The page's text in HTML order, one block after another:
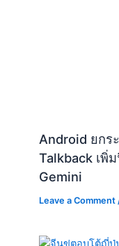
Android ยกร
Talkback เพิ่
Gemini
Leave a Comment